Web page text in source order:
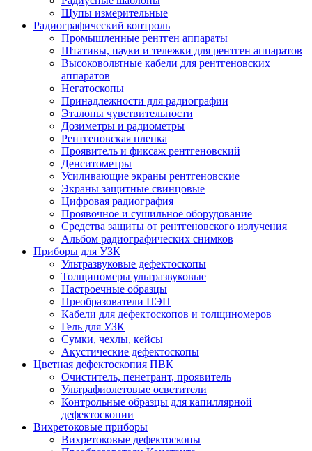
Щупы измерительные
Радиографический контроль
Промышленные рентген аппараты
Штативы, пауки и тележки для рентген аппаратов
Высоковольтные кабели для рентгеновских
аппаратов
Негатоскопы
Принадлежности для радиографии
Эталоны чувствительности
Дозиметры и радиометры
Рентгеновская пленка
Проявитель и фиксаж рентгеновский
Денситометры
Усиливающие экраны рентгеновские
Экраны защитные свинцовые
Цифровая радиография
Проявочное и сушильное оборудование
Средства защиты от рентгеновского излучения
Альбом радиографических снимков
Приборы для УЗК
Ультразвуковые дефектоскопы
Толщиномеры ультразвуковые
Настроечные образцы
Преобразователи ПЭП
Кабели для дефектоскопов и толщиномеров
Гель для УЗК
Сумки, чехлы, кейсы
Акустические дефектоскопы
Цветная дефектоскопия ПВК
Очиститель, пенетрант, проявитель
Ультрафиолетовые осветители
Контрольные образцы для капиллярной
дефектоскопии
Вихретоковые приборы
Вихретоковые дефектоскопы